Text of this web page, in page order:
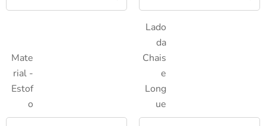
Mate
rial -
Estof
o
Lado
da
Chais
e
Long
ue